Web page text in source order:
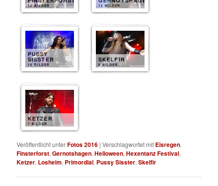
12 BILDER 12 BILDER
PUSSY
SISSTER
10 BILDER
SKELFIR
8 BILDER
KETZER
7 BILDER
Veröffentlicht unterFotos 2016 |Verschlagwortet mit Eisregen,
Finsterforst,Gernotshagen,Helloween,Hexentanz Festival,
Ketzer, Losheim, Primordial, Pussy Sisster,Skelfir